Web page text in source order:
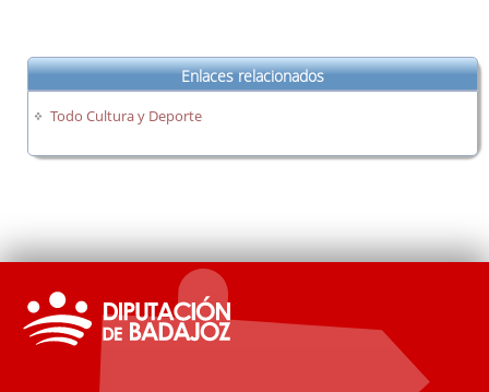
Enlaces relacionados
Todo Cultura y Deporte